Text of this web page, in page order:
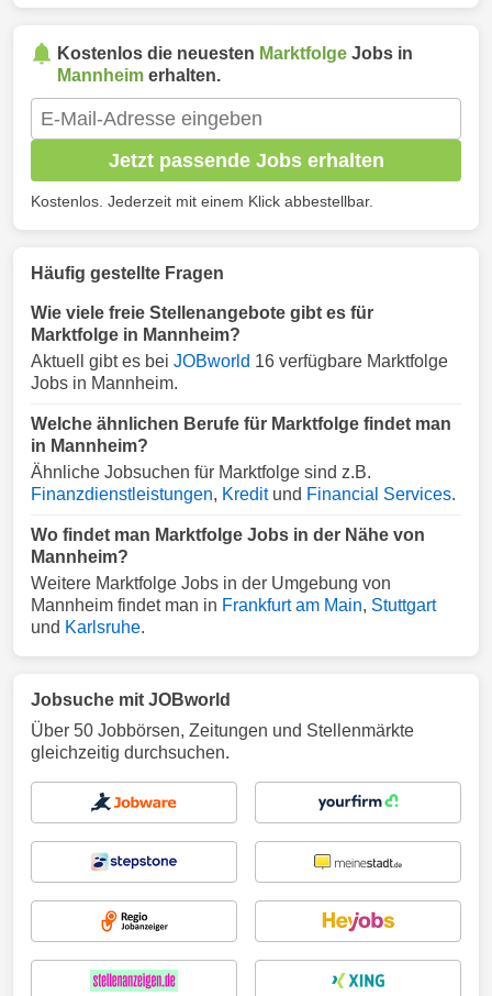
Kostenlos die neuesten Marktfolge Jobs in
Mannheim erhalten.
Jetzt passende Jobs erhalten
Kostenlos. Jederzeit mit einem Klick abbestellbar.
Häufig gestellte Fragen
Wie viele freie Stellenangebote gibt es für
Marktfolge in Mannheim?
Aktuell gibt es bei JOBworld 16 verfügbare Marktfolge
Jobs in Mannheim.
Welche ähnlichen Berufe für Marktfolge findet man
in Mannheim?
Ähnliche Jobsuchen für Marktfolge sind z.B.
Finanzdienstleistungen, Kreditund Financial Services.
Wo findet man Marktfolge Jobs in der Nähe von
Mannheim?
Weitere Marktfolge Jobs in der Umgebung von
Mannheim findet man in Frankfurt am Main, Stuttgart
und Karlsruhe.
Jobsuche mit JOBworld
Über 50 Jobbörsen, Zeitungen und Stellenmärkte
gleichzeitig durchsuchen.